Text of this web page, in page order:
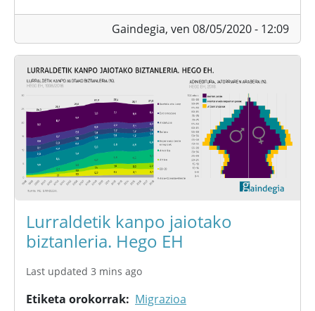
Gaindegia, ven 08/05/2020 - 12:09
Lurraldetik kanpo jaiotako
biztanleria. Hego EH
Last updated 3 mins ago
Etiketa orokorrak Migrazioa